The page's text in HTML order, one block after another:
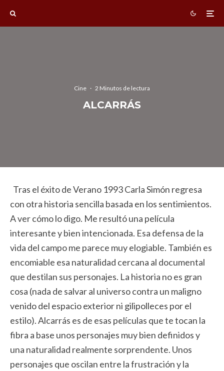
Cine · 2 Minutos de lectura
ALCARRÁS
Tras el éxito de Verano 1993 Carla Simón regresa
con otra historia sencilla basada en los sentimientos.
A ver cómo lo digo. Me resultó una película
interesante y bien intencionada. Esa defensa de la
vida del campo me parece muy elogiable. También es
encomiable esa naturalidad cercana al documental
que destilan sus personajes. La historia no es gran
cosa (nada de salvar al universo contra un maligno
venido del espacio exterior ni gilipolleces por el
estilo). Alcarrás es de esas películas que te tocan la
fibra a base unos personajes muy bien definidos y
una naturalidad realmente sorprendente. Unos
personajes que oscilan entre la frustración y la